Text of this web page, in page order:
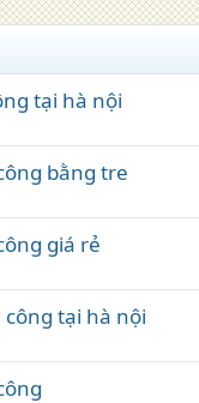
tại hà nội
bằng tre
giá rẻ
tại hà nội